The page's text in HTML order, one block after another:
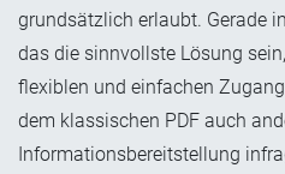
grundsätzlich erlaubt. Gerade
das die sinnvollste Lösung
flexiblen und einfachen
dem klassischen PDF auch
Informationsbereitstellung